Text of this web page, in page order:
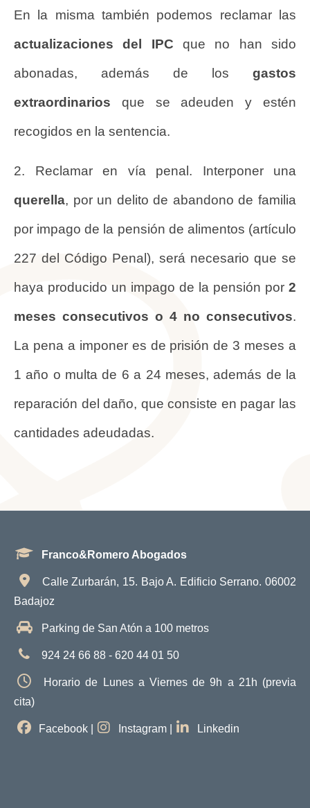
En la misma también podemos reclamar las
actualizaciones del IPC que no han sido
abonadas, además de los gastos
extraordinarios que se adeuden y estén
recogidos en la sentencia.
2. Reclamar en vía penal. Interponer una
querella, por un delito de abandono de familia
por impago de la pensión de alimentos (artículo
227 del Código Penal), será necesario que se
haya producido un impago de la pensión por 2
meses consecutivos o 4 no consecutivos.
La pena a imponer es de prisión de 3 meses a
1 año o multa de 6 a 24 meses, además de la
reparación del daño, que consiste en pagar las
cantidades adeudadas.
Franco&Romero Abogados
Calle Zurbarán, 15. Bajo A. Edificio Serrano. 06002
Badajoz
Parking de San Atón a 100 metros
924 24 66 88 - 620 44 01 50
Horario de Lunes a Viernes de 9h a 21h (previa
cita)
Facebook Instagram Linkedin